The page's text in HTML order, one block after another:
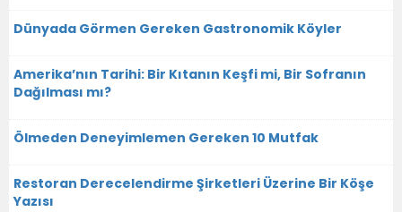
Dünyada Görmen Gereken Gastronomik Köyler
Amerika’nın Tarihi: Bir Kıtanın Keşfi mi, Bir Sofranın
Dağılması mı?
Ölmeden Deneyimlemen Gereken 10 Mutfak
Restoran Derecelendirme Şirketleri Üzerine Bir Köşe
Yazısı